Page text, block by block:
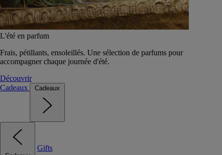
L'été en parfum
Frais, pétillants, ensoleillés. Une sélection de parfums pour
accompagner chaque journée d'été.
Découvrir
Cadeaux
Cadeaux
Gifts